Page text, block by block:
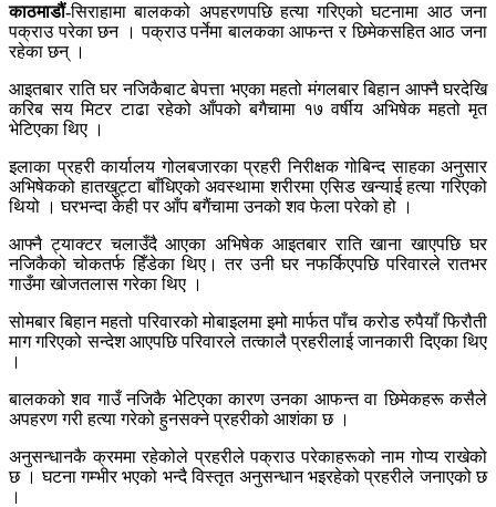
काठमाडौं-सिराहामा बालकको अपहरणपछि हत्या गरिएको घटनामा आठ जना
पक्राउ परेका छन । पक्राउ पर्नेमा बालकका आफन्त र छिमेकसहित आठ जना
रहेका छन् ।
आइतबार राति घर नजिकैबाट बेपत्ता भएका महतो मंगलबार बिहान आफ्नै घरदेखि
करिब सय मिटर टाढा रहेको आँपको बगैचामा १७ वर्षीय अभिषेक महतो मृत
भेटिएका थिए ।
इलाका प्रहरी कार्यालय गोलबजारका प्रहरी निरीक्षक गोबिन्द साहका अनुसार
अभिषेकको हातखुट्टा बाँधिएको अवस्थामा शरीरमा एसिड खन्याई हत्या गरिएको
थियो । घरभन्दा केही पर आँप बगैंचामा उनको शव फेला परेको हो ।
आफ्नै ट्याक्टर चलाउँदै आएका अभिषेक आइतबार राति खाना खाएपछि घर
नजिकैको चोकतर्फ हिँडेका थिए। तर उनी घर नफर्किएपछि परिवारले रातभर
गाउँमा खोजतलास गरेका थिए ।
सोमबार बिहान महतो परिवारको मोबाइलमा इमो मार्फत पाँच करोड रुपैयाँ फिरौती
माग गरिएको सन्देश आएपछि परिवारले तत्कालै प्रहरीलाई जानकारी दिएका थिए
।
बालकको शव गाउँ नजिकै भेटिएका कारण उनका आफन्त वा छिमेकहरू कसैले
अपहरण गरी हत्या गरेको हुनसक्ने प्रहरीको आशंका छ ।
अनुसन्धानकै क्रममा रहेकोले प्रहरीले पक्राउ परेकाहरूको नाम गोप्य राखेको
छ । घटना गम्भीर भएको भन्दै विस्तृत अनुसन्धान भइरहेको प्रहरीले जनाएको छ
।